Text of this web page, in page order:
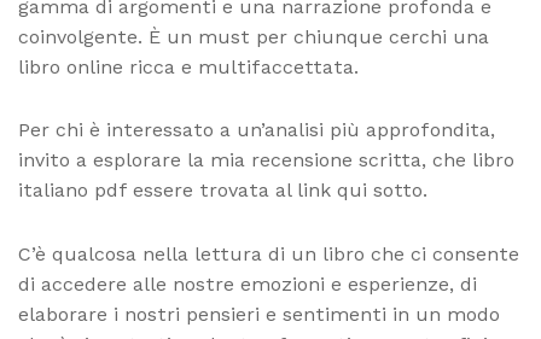
gamma di argomenti e una narrazione profonda e
coinvolgente. È un must per chiunque cerchi una
libro online ricca e multifaccettata.
Per chi è interessato a un’analisi più approfondita,
invito a esplorare la mia recensione scritta, che libro
italiano pdf essere trovata al link qui sotto.
C’è qualcosa nella lettura di un libro che ci consente
di accedere alle nostre emozioni e esperienze, di
elaborare i nostri pensieri e sentimenti in un modo